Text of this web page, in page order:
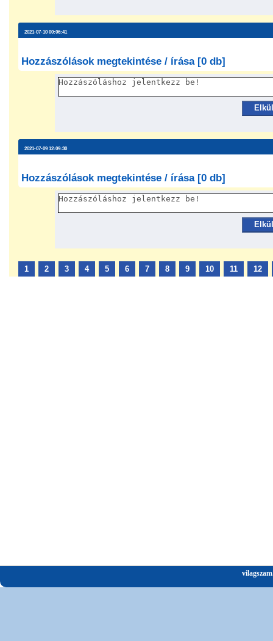
2021-07-10 00:06:41
Hozzászólások megtekintése / írása [0 db]
2021-07-09 12:09:30
Hozzászólások megtekintése / írása [0 db]
1 2 3 4 5 6 7 8 9 10 11 12